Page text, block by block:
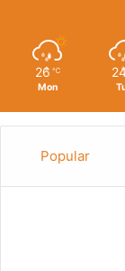
26 ℃
Mon
Popular